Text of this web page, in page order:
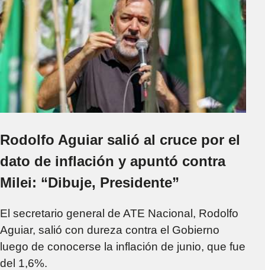
Rodolfo Aguiar salió al cruce por el
dato de inflación y apuntó contra
Milei: “Dibuje, Presidente”
El secretario general de ATE Nacional, Rodolfo
Aguiar, salió con dureza contra el Gobierno
luego de conocerse la inflación de junio, que fue
del 1,6%.